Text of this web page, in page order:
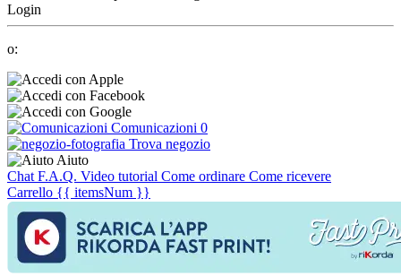
Login
o:
Comunicazioni 0
Trova negozio
Aiuto
Chat F.A.Q. Video tutorial Come ordinare Come ricevere
Carrello {{ itemsNum }}